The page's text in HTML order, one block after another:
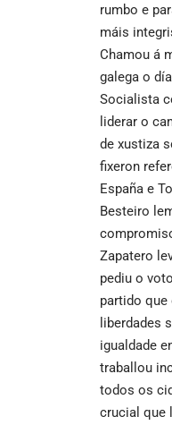
rumbo e
máis
Chamou á
galega o
Socialista
liderar o
de xustiza
fixeron
España e
Besteiro
Zapatero
pediu o
partido que
liberdades
igualdade
traballou
todos os
crucial que